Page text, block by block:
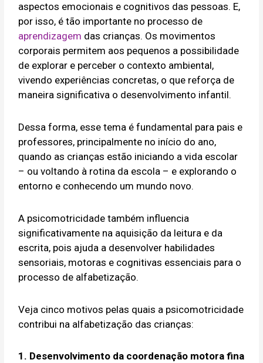
aspectos emocionais e cognitivos das pessoas. E,
por isso, é tão importante no processo de
aprendizagem das crianças. Os movimentos
corporais permitem aos pequenos a possibilidade
de explorar e perceber o contexto ambiental,
vivendo experiências concretas, o que reforça de
maneira significativa o desenvolvimento infantil.
Dessa forma, esse tema é fundamental para pais e
professores, principalmente no início do ano,
quando as crianças estão iniciando a vida escolar
– ou voltando à rotina da escola – e explorando o
entorno e conhecendo um mundo novo.
A psicomotricidade também influencia
significativamente na aquisição da leitura e da
escrita, pois ajuda a desenvolver habilidades
sensoriais, motoras e cognitivas essenciais para o
processo de alfabetização.
Veja cinco motivos pelas quais a psicomotricidade
contribui na alfabetização das crianças:
1. Desenvolvimento da coordenação motora fina